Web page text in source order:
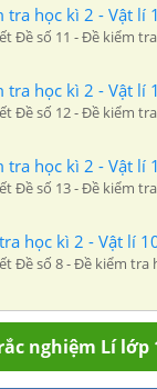
học kì 2 - Vật lí
Đề số 11 - Đề kiểm
học kì 2 - Vật lí
Đề số 12 - Đề kiểm
học kì 2 - Vật lí
Đề số 13 - Đề kiểm
học kì 2 - Vật lí
Đề số 8 - Đề kiểm tra
nghiệm Lí lớp